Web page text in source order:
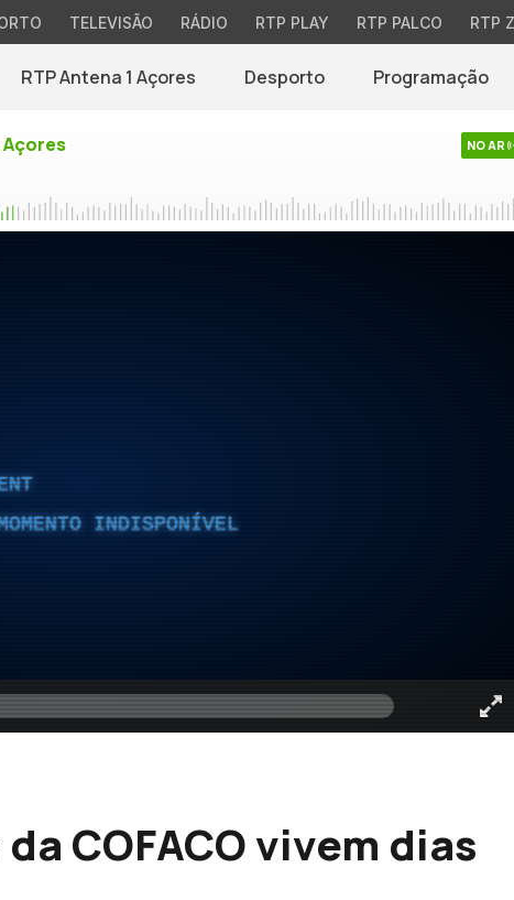
TELEVISÃO RÁDIO RTP PLAY RTP PALCO RTP
RTP Antena 1 Açores Desporto Programação
NO AR
INDISPONÍVEL
COFACO vivem dias